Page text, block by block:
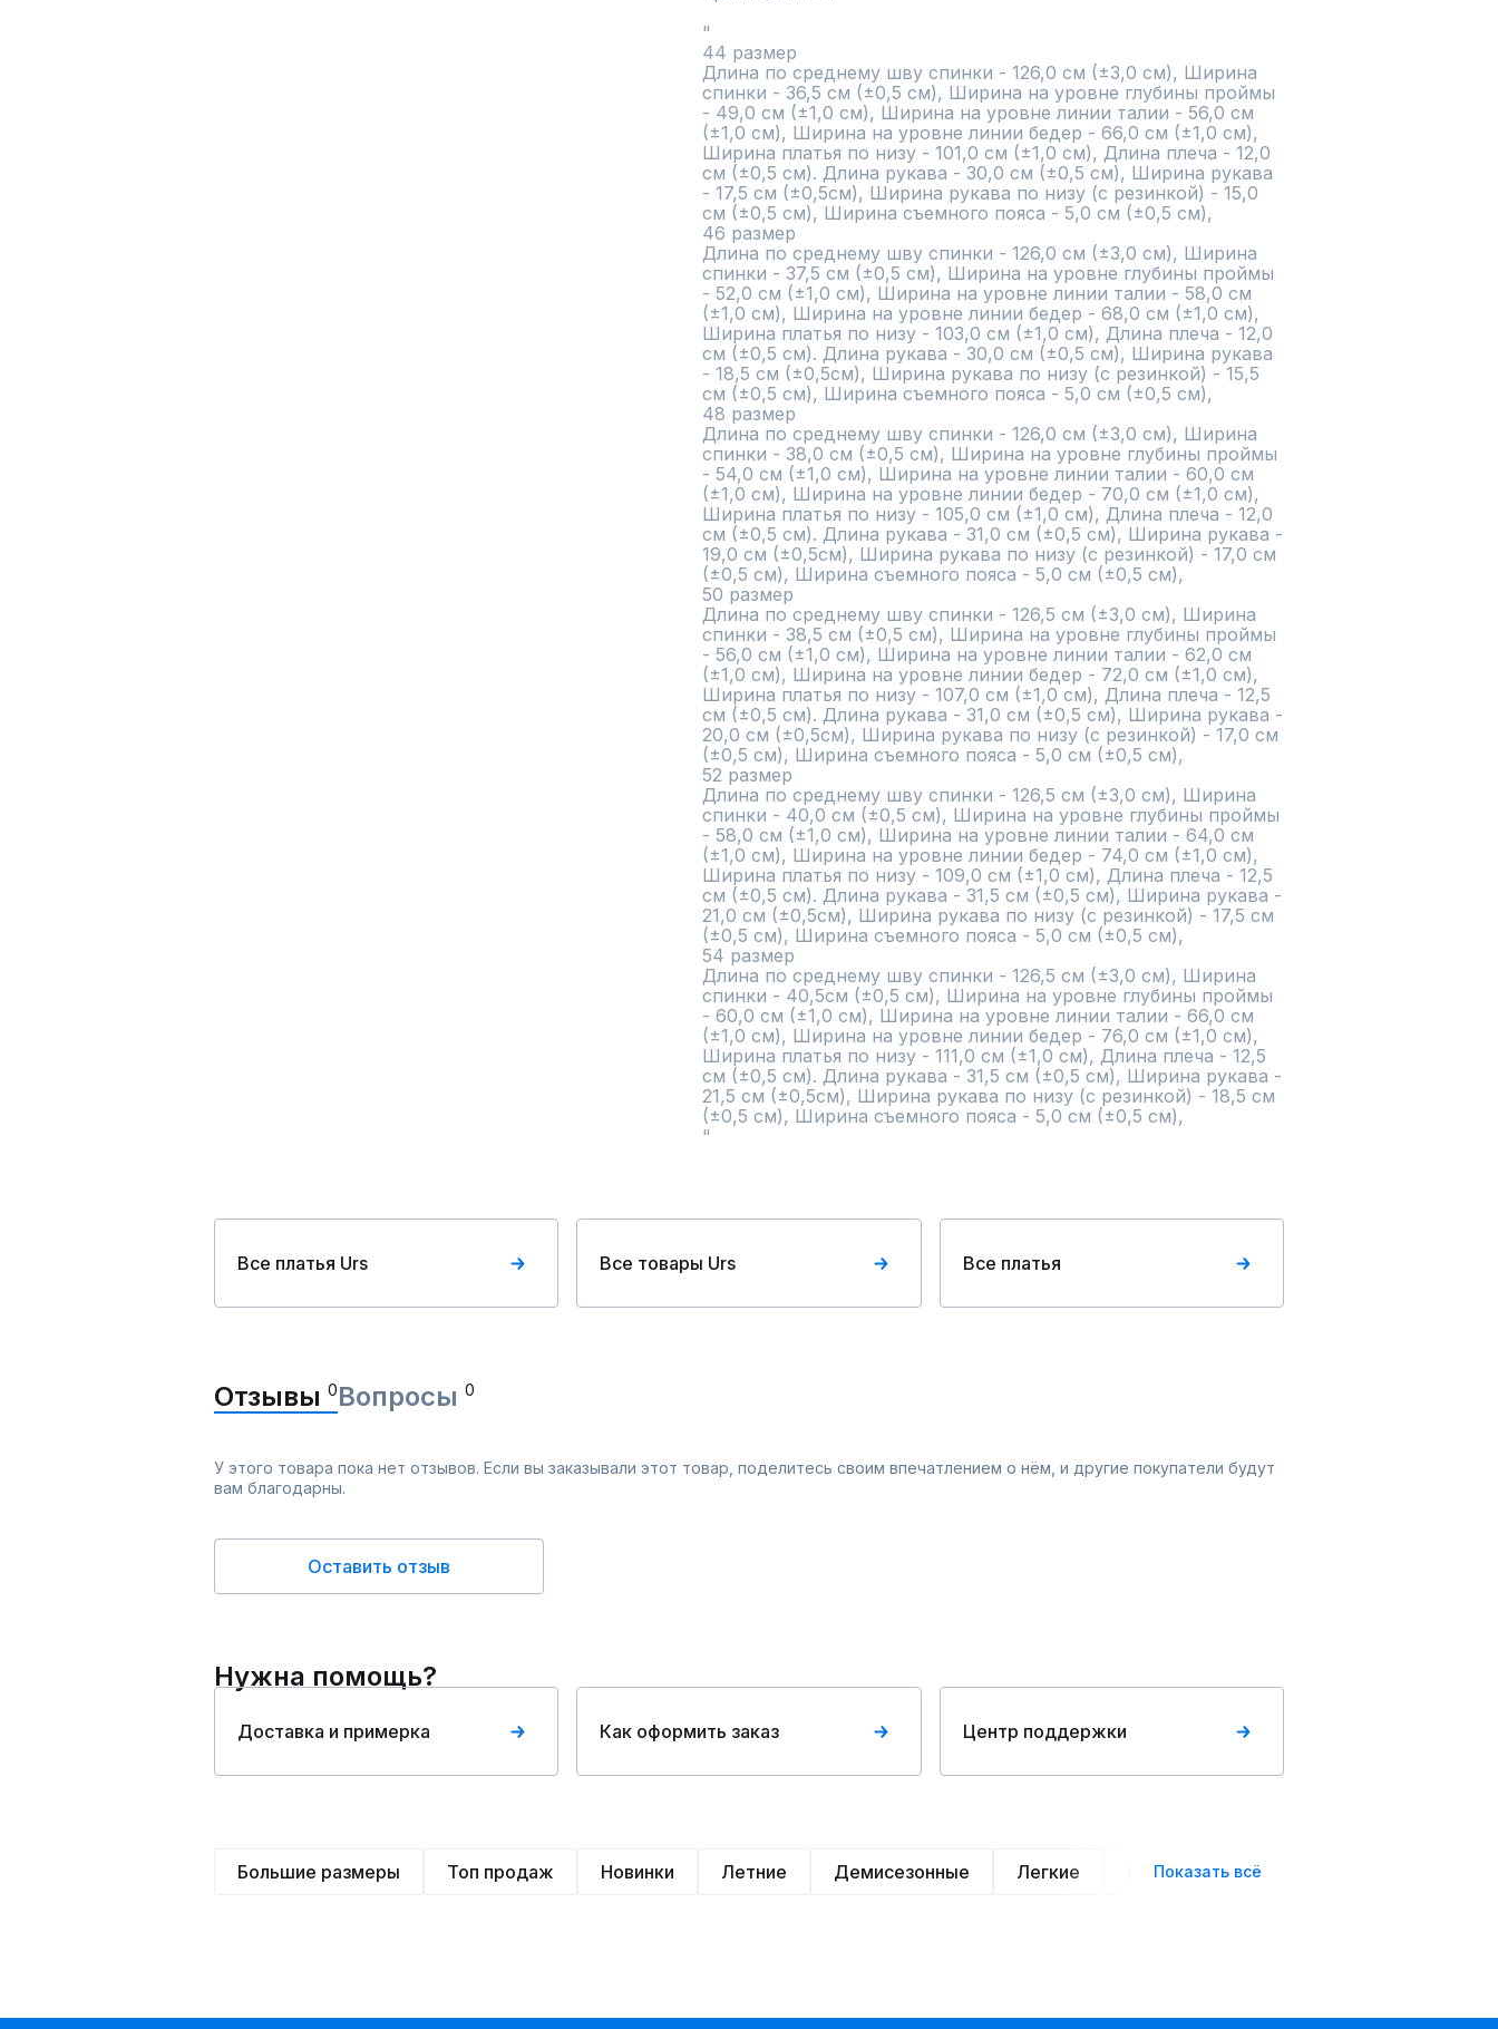
"
44 размер
Длина по среднему шву спинки - 126,0 см (±3,0 см), Ширина
спинки - 36,5 см (±0,5 см), Ширина на уровне глубины проймы
- 49,0 см (±1,0 см), Ширина на уровне линии талии - 56,0 см
(±1,0 см), Ширина на уровне линии бедер - 66,0 см (±1,0 см),
Ширина платья по низу - 101,0 см (±1,0 см), Длина плеча - 12,0
см (±0,5 см). Длина рукава - 30,0 см (±0,5 см), Ширина рукава
- 17,5 см (±0,5см), Ширина рукава по низу (с резинкой) - 15,0
см (±0,5 см), Ширина съемного пояса - 5,0 см (±0,5 см),
46 размер
Длина по среднему шву спинки - 126,0 см (±3,0 см), Ширина
спинки - 37,5 см (±0,5 см), Ширина на уровне глубины проймы
- 52,0 см (±1,0 см), Ширина на уровне линии талии - 58,0 см
(±1,0 см), Ширина на уровне линии бедер - 68,0 см (±1,0 см),
Ширина платья по низу - 103,0 см (±1,0 см), Длина плеча - 12,0
см (±0,5 см). Длина рукава - 30,0 см (±0,5 см), Ширина рукава
- 18,5 см (±0,5см), Ширина рукава по низу (с резинкой) - 15,5
см (±0,5 см), Ширина съемного пояса - 5,0 см (±0,5 см),
48 размер
Длина по среднему шву спинки - 126,0 см (±3,0 см), Ширина
спинки - 38,0 см (±0,5 см), Ширина на уровне глубины проймы
- 54,0 см (±1,0 см), Ширина на уровне линии талии - 60,0 см
(±1,0 см), Ширина на уровне линии бедер - 70,0 см (±1,0 см),
Ширина платья по низу - 105,0 см (±1,0 см), Длина плеча - 12,0
см (±0,5 см). Длина рукава - 31,0 см (±0,5 см), Ширина рукава -
19,0 см (±0,5см), Ширина рукава по низу (с резинкой) - 17,0 см
(±0,5 см), Ширина съемного пояса - 5,0 см (±0,5 см),
50 размер
Длина по среднему шву спинки - 126,5 см (±3,0 см), Ширина
спинки - 38,5 см (±0,5 см), Ширина на уровне глубины проймы
- 56,0 см (±1,0 см), Ширина на уровне линии талии - 62,0 см
(±1,0 см), Ширина на уровне линии бедер - 72,0 см (±1,0 см),
Ширина платья по низу - 107,0 см (±1,0 см), Длина плеча - 12,5
см (±0,5 см). Длина рукава - 31,0 см (±0,5 см), Ширина рукава -
20,0 см (±0,5см), Ширина рукава по низу (с резинкой) - 17,0 см
(±0,5 см), Ширина съемного пояса - 5,0 см (±0,5 см),
52 размер
Длина по среднему шву спинки - 126,5 см (±3,0 см), Ширина
спинки - 40,0 см (±0,5 см), Ширина на уровне глубины проймы
- 58,0 см (±1,0 см), Ширина на уровне линии талии - 64,0 см
(±1,0 см), Ширина на уровне линии бедер - 74,0 см (±1,0 см),
Ширина платья по низу - 109,0 см (±1,0 см), Длина плеча - 12,5
см (±0,5 см). Длина рукава - 31,5 см (±0,5 см), Ширина рукава -
21,0 см (±0,5см), Ширина рукава по низу (с резинкой) - 17,5 см
(±0,5 см), Ширина съемного пояса - 5,0 см (±0,5 см),
54 размер
Длина по среднему шву спинки - 126,5 см (±3,0 см), Ширина
спинки - 40,5см (±0,5 см), Ширина на уровне глубины проймы
- 60,0 см (±1,0 см), Ширина на уровне линии талии - 66,0 см
(±1,0 см), Ширина на уровне линии бедер - 76,0 см (±1,0 см),
Ширина платья по низу - 111,0 см (±1,0 см), Длина плеча - 12,5
см (±0,5 см). Длина рукава - 31,5 см (±0,5 см), Ширина рукава -
21,5 см (±0,5см), Ширина рукава по низу (с резинкой) - 18,5 см
(±0,5 см), Ширина съемного пояса - 5,0 см (±0,5 см),
"
Все платья Urs Все товары Urs Все платья
Отзывы 0Вопросы 0
У этого товара пока нет отзывов. Если вы заказывали этот товар, поделитесь своим впечатлением о нём, и другие покупатели будут
вам благодарны.
Оставить отзыв
Нужна помощь?
Доставка и примерка Как оформить заказ Центр поддержки
Большие размеры Топ продаж Новинки Летние Демисезонные Легкие Нарядные
Показать всё